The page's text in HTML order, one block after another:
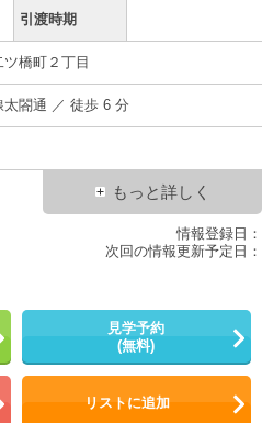
引渡時期
橋町２丁目
閤通 ／ 徒歩 6 分
もっと詳しく
情報登録日：
次回の情報更新予定日：
見学予約
(無料)
リストに追加